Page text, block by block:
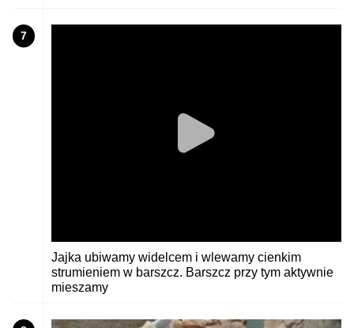
7
Jajka ubiwamy widelcem i wlewamy cienkim
strumieniem w barszcz. Barszcz przy tym aktywnie
mieszamy